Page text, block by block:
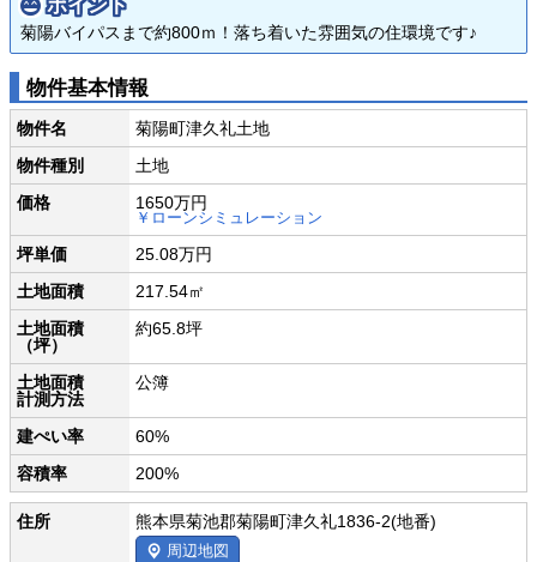
ポイント
菊陽バイパスまで約800ｍ！落ち着いた雰囲気の住環境です♪
物件基本情報
物件名
菊陽町津久礼土地
物件種別
土地
価格
1650万円
￥ローンシミュレーション
坪単価
25.08万円
土地面積
217.54㎡
土地面積
（坪）
約65.8坪
土地面積
計測方法
公簿
建ぺい率
60%
容積率
200%
住所 熊本県菊池郡菊陽町津久礼1836-2(地番)
周辺地図